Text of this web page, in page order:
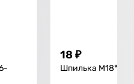
18 ₽
Шпилька М18* 65